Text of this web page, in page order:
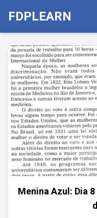
FDPLEARN
Menina Azul: Dia